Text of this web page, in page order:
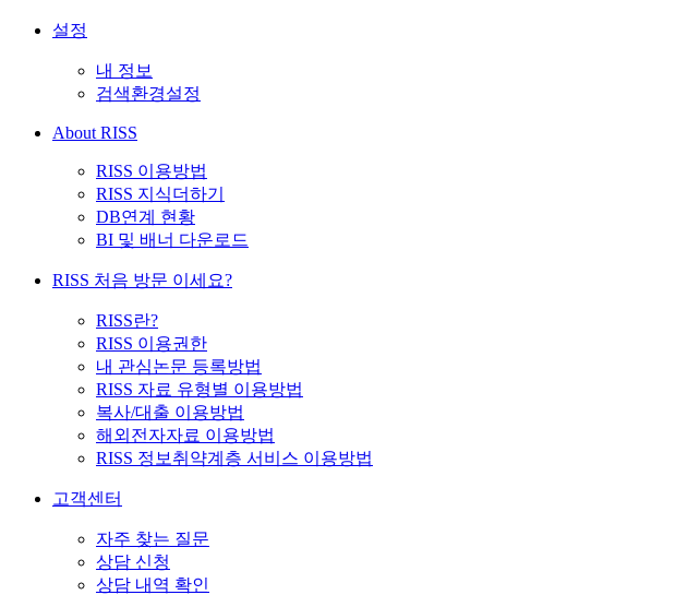
설정
내 정보
검색환경설정
About RISS
RISS 이용방법
RISS 지식더하기
DB연계 현황
BI 및 배너 다운로드
RISS 처음 방문 이세요?
RISS란?
RISS 이용권한
내 관심논문 등록방법
RISS 자료 유형별 이용방법
복사/대출 이용방법
해외전자자료 이용방법
RISS 정보취약계층 서비스 이용방법
고객센터
자주 찾는 질문
상담 신청
상담 내역 확인